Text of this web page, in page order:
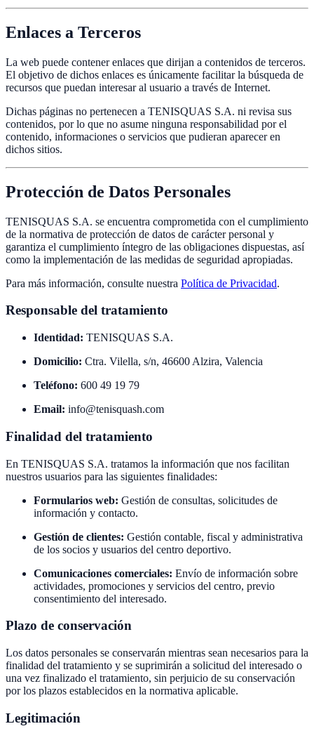
Enlaces a Terceros
La web puede contener enlaces que dirijan a contenidos de terceros.
El objetivo de dichos enlaces es únicamente facilitar la búsqueda de
recursos que puedan interesar al usuario a través de Internet.
Dichas páginas no pertenecen a TENISQUAS S.A. ni revisa sus
contenidos, por lo que no asume ninguna responsabilidad por el
contenido, informaciones o servicios que pudieran aparecer en
dichos sitios.
Protección de Datos Personales
TENISQUAS S.A. se encuentra comprometida con el cumplimiento
de la normativa de protección de datos de carácter personal y
garantiza el cumplimiento íntegro de las obligaciones dispuestas, así
como la implementación de las medidas de seguridad apropiadas.
Para más información, consulte nuestra Política de Privacidad.
Responsable del tratamiento
Identidad: TENISQUAS S.A.
Domicilio: Ctra. Vilella, s/n, 46600 Alzira, Valencia
Teléfono: 600 49 19 79
Email: info@tenisquash.com
Finalidad del tratamiento
En TENISQUAS S.A. tratamos la información que nos facilitan
nuestros usuarios para las siguientes finalidades:
Formularios web: Gestión de consultas, solicitudes de
información y contacto.
Gestión de clientes: Gestión contable, fiscal y administrativa
de los socios y usuarios del centro deportivo.
Comunicaciones comerciales: Envío de información sobre
actividades, promociones y servicios del centro, previo
consentimiento del interesado.
Plazo de conservación
Los datos personales se conservarán mientras sean necesarios para la
finalidad del tratamiento y se suprimirán a solicitud del interesado o
una vez finalizado el tratamiento, sin perjuicio de su conservación
por los plazos establecidos en la normativa aplicable.
Legitimación